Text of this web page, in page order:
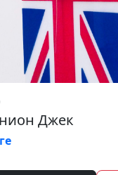
Джек